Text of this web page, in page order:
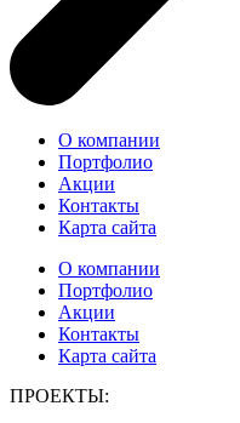
О компании
Портфолио
Акции
Контакты
Карта сайта
О компании
Портфолио
Акции
Контакты
Карта сайта
ПРОЕКТЫ: